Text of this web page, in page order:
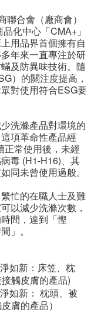
合會（廠商會）
化中心「CMA+ 」
用品界首個擁有自
年來一直專注於研
及防異味技術。隨
）的關注度提高，
對使用符合ESG要
少洗滌產品對環境的
項革命性產品經
正常使用後，未經
毒 (H1-H16)、其
同未曾使用過般。
忙的在職人士及難
以減少洗滌次數，
間，達到「慳
」。
如新 ：床笠、枕
觸皮膚的產品)
如新 ： 枕頭、被
膚的產品）